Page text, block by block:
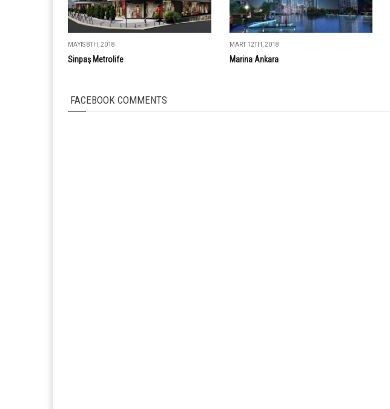
MAYIS 8TH, 2018
Sinpaş Metrolife
MART 12TH, 2018
Marina Ankara
FACEBOOK COMMENTS